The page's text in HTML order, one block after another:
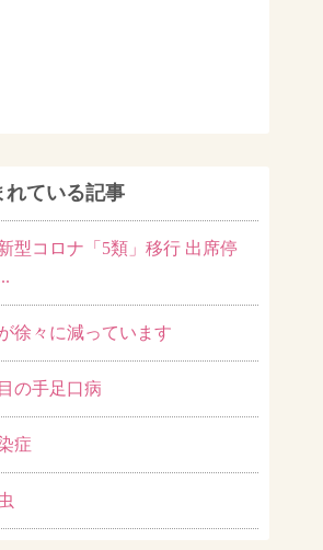
れている記事
型コロナ「5類」移行 出席停
徐々に減っています
の手足口病
症